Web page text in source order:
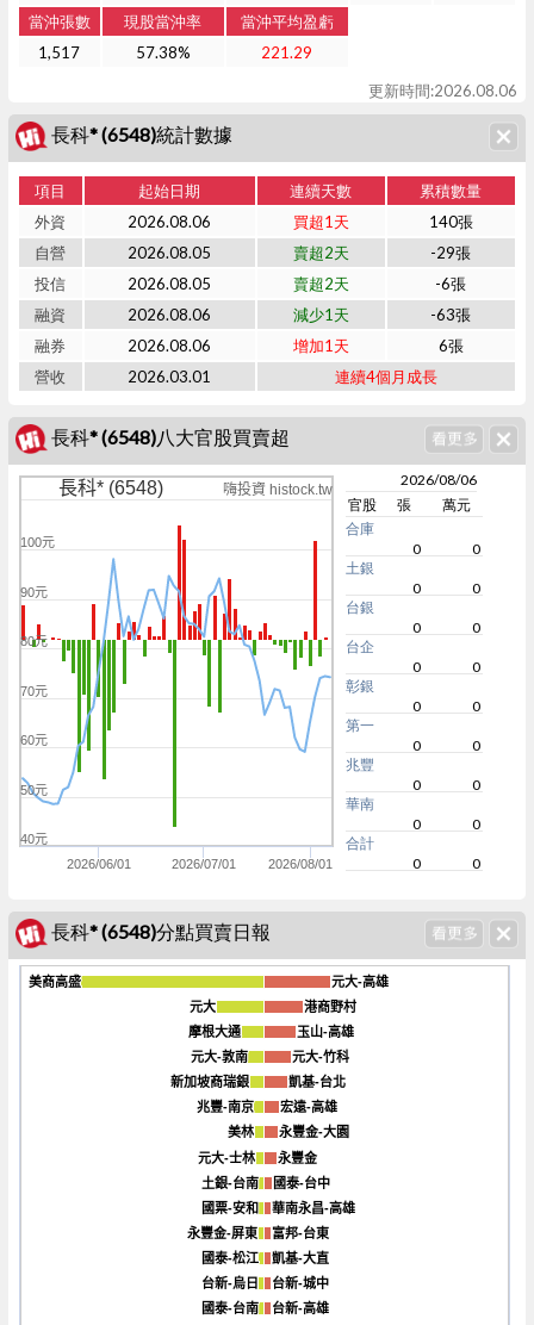
當沖張數 現股當沖率
當沖平均盈虧
1,517
57.38%
221.29
更新時間:2026.08.06
長科* (6548)統計數據
項目 起始日期 連續天數
累積數量
外資
2026.08.06 買超1天
140張
自營
2026.08.05 賣超2天
-29張
投信
2026.08.05 賣超2天
-6張
融資
2026.08.06 減少1天
-63張
融券
2026.08.06 增加1天
6張
營收
2026.03.01 連續4個月成長
長科* (6548)八大官股買賣超
長科* (6548) 嗨投資 histock.tw
2026/06/01 2026/07/01 2026/08/01
40元
50元
60元
70元
80元
90元
100元
-15k
2026/08/06
官股
張
萬元
合庫
0
0
土銀
0
0
台銀
0
0
台企
0
0
彰銀
0
0
第一
0
0
兆豐
0
0
華南
0
0
合計
0
0
長科* (6548)分點買賣日報
元大-高雄
元大-高雄
港商野村
港商野村
玉山-高雄
玉山-高雄
元大-竹科
元大-竹科
凱基-台北
凱基-台北
宏遠-高雄
宏遠-高雄
永豐金-大園
永豐金-大園
永豐金
永豐金
國泰-台中
國泰-台中
華南永昌-高雄
華南永昌-高雄
富邦-台東
富邦-台東
凱基-大直
凱基-大直
台新-城中
台新-城中
台新-高雄
台新-高雄
美商高盛
美商高盛
元大
元大
摩根大通
摩根大通
元大-敦南
元大-敦南
新加坡商瑞銀
新加坡商瑞銀
兆豐-南京
兆豐-南京
美林
美林
元大-士林
元大-士林
土銀-台南
土銀-台南
國票-安和
國票-安和
永豐金-屏東
永豐金-屏東
國泰-松江
國泰-松江
台新-烏日
台新-烏日
國泰-台南
國泰-台南